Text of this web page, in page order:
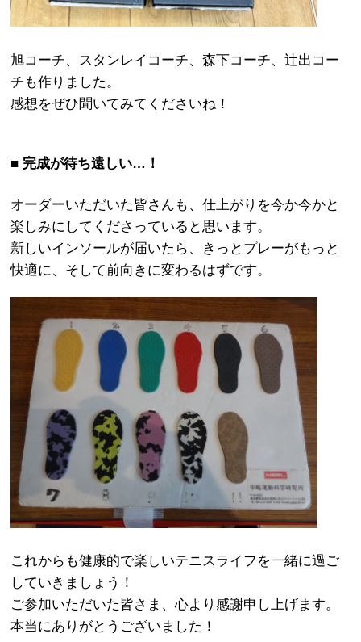
旭コーチ、スタンレイコーチ、森下コーチ、辻出コー
チも作りました。
感想をぜひ聞いてみてくださいね！
■ 完成が待ち遠しい…！
オーダーいただいた皆さんも、仕上がりを今か今かと
楽しみにしてくださっていると思います。
新しいインソールが届いたら、きっとプレーがもっと
快適に、そして前向きに変わるはずです。
これからも健康的で楽しいテニスライフを一緒に過ご
していきましょう！
ご参加いただいた皆さま、心より感謝申し上げます。
本当にありがとうございました！